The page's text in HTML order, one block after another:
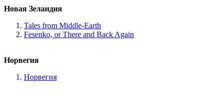
Новая Зеландия
Tales from Middle-Earth
Fesenko, or There and Back Again
Норвегия
Норвегия